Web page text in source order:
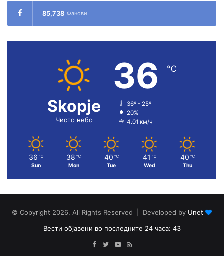
85,738 Фанови
Skopje
Чисто небо
36 ℃
36º - 25º
20%
4.01 км/ч
36 ℃
Sun
38 ℃
Mon
40 ℃
Tue
41 ℃
Wed
40 ℃
Thu
© Copyright 2026, All Rights Reserved | Developed by Unet
Вести објавени во последните 24 часа: 43
Facebook
TwitterYouTube
RSS